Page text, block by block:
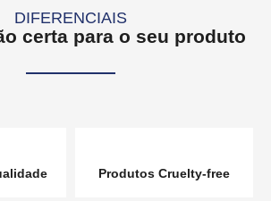
DIFERENCIAIS
certa para o seu produto
Produtos Cruelty-free